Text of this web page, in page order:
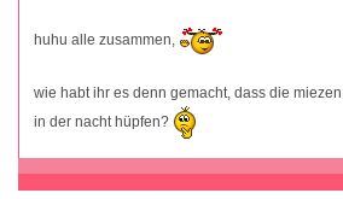
huhu alle zusammen,
wie habt ihr es denn gemacht, dass die
in der nacht hüpfen?